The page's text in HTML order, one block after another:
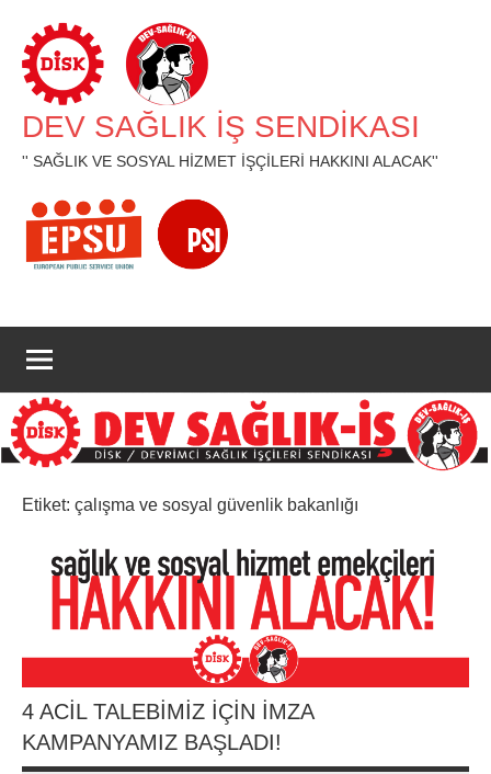
geç
DEV SAĞLIK İŞ SENDİKASI
'' SAĞLIK VE SOSYAL HİZMET İŞÇİLERİ HAKKINI ALACAK''
Etiket: çalışma ve sosyal güvenlik bakanlığı
4 ACİL TALEBİMİZ İÇİN İMZA
KAMPANYAMIZ BAŞLADI!